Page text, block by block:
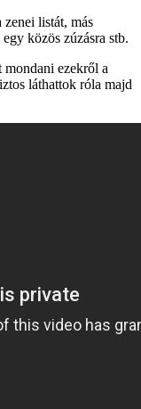
listát, más
közös zúzásra stb.
mondani ezekről a
láthattok róla majd